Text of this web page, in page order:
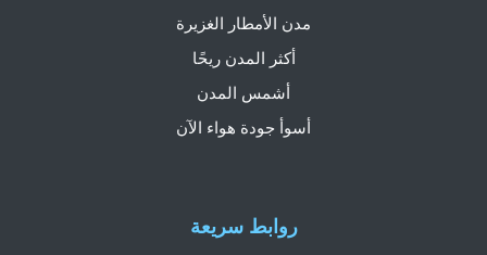
روابط سريعة
مدن الأمطار الغزيرة
أكثر المدن ريحًا
أشمس المدن
أسوأ جودة هواء الآن